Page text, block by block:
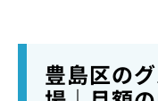
豊島区の